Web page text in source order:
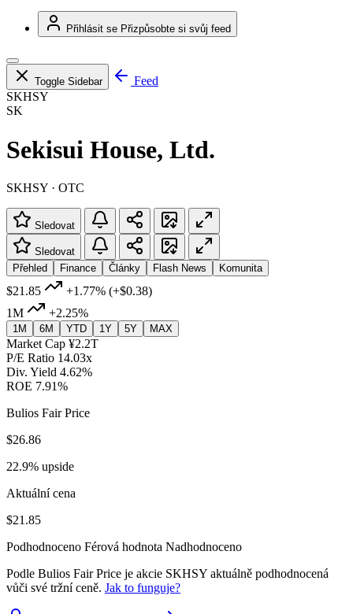
Přihlásit se Přizpůsobte si svůj feed
Toggle Sidebar
Feed
SKHSY
SK
Sekisui House, Ltd.
SKHSY · OTC
Sledovat
Sledovat
Přehled
Finance Články Flash News Komunita
$21.85 +1.77% (+$0.38)
1M
+2.25%
1M 6M YTD 1Y 5Y MAX
Market Cap ¥2.2T
P/E Ratio 14.03x
Div. Yield 4.62%
ROE 7.91%
Bulios Fair Price
$26.86
22.9% upside
Aktuální cena
$21.85
Podhodnoceno Férová hodnota Nadhodnoceno
Podle Bulios Fair Price je akcie SKHSY aktuálně podhodnocená
vůči své tržní ceně. Jak to funguje?